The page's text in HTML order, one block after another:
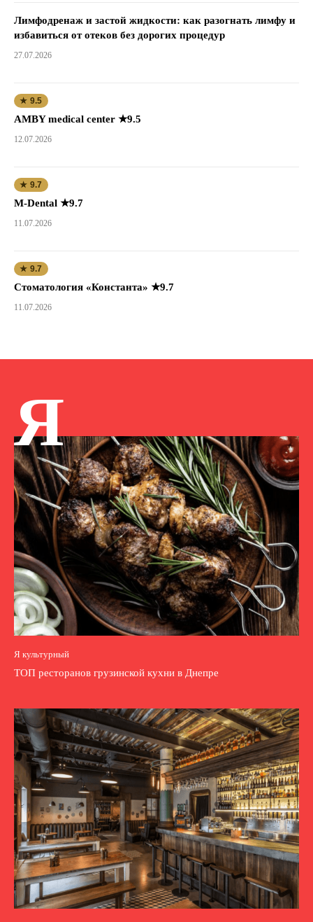
Лимфодренаж и застой жидкости: как разогнать лимфу и
избавиться от отеков без дорогих процедур
27.07.2026
★ 9.5
AMBY medical center ★9.5
12.07.2026
★ 9.7
M-Dental ★9.7
11.07.2026
★ 9.7
Стоматология «Константа» ★9.7
11.07.2026
Я
Я культурный
ТОП ресторанов грузинской кухни в Днепре